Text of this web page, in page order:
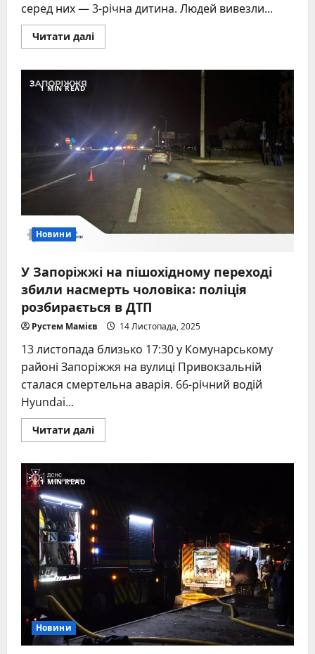
серед них — 3-річна дитина. Людей вивезли...
Читати даліRead
more
жителів,
серед
них
–
3-
річна
дитина
1 MIN READ
Новини
У Запоріжжі на пішохідному переході
збили насмерть чоловіка: поліція
розбирається в ДТП
Рустем Мамієв 14 Листопада, 2025
13 листопада близько 17:30 у Комунарському
районі Запоріжжя на вулиці Привокзальній
сталася смертельна аварія. 66-річний водій
Hyundai...
Читати даліRead
more
збили
насмерть
чоловіка:
поліція
розбирається
в
ДТП
1 MIN READ
Новини